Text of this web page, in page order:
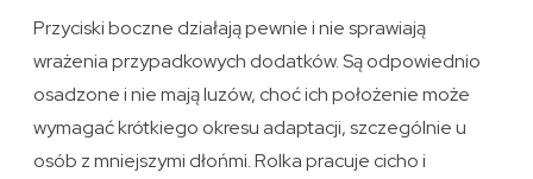
Przyciski boczne działają pewnie i nie sprawiają
wrażenia przypadkowych dodatków. Są odpowiednio
osadzone i nie mają luzów, choć ich położenie może
wymagać krótkiego okresu adaptacji, szczególnie u
osób z mniejszymi dłońmi. Rolka pracuje cicho i